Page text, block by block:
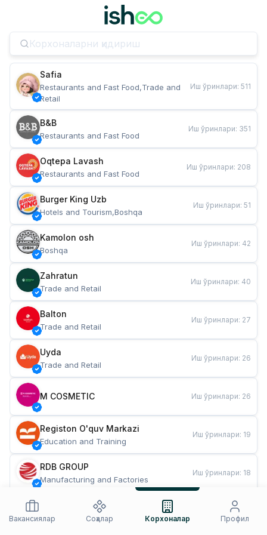
Safia
Restaurants and Fast Food,Trade and
Retail
Иш ўринлари: 511
B&B
Restaurants and Fast Food
Иш ўринлари: 351
Oqtepa Lavash
Restaurants and Fast Food
Иш ўринлари: 208
Burger King Uzb
Hotels and Tourism,Boshqa
Иш ўринлари: 51
Kamolon osh
Boshqa
Иш ўринлари: 42
Zahratun
Trade and Retail
Иш ўринлари: 40
Balton
Trade and Retail
Иш ўринлари: 27
Uyda
Trade and Retail
Иш ўринлари: 26
M COSMETIC Иш ўринлари: 26
Registon O'quv Markazi
Education and Training
Иш ўринлари: 19
RDB GROUP
Manufacturing and Factories
Иш ўринлари: 18
Restaurants and Fast Food
Иш ўринлари
Вакансиялар
Соҳалар Корхоналар Профил